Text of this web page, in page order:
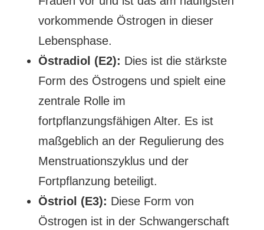
vorkommende Östrogen in dieser
Lebensphase.
Östradiol (E2): Dies ist die stärkste
Form des Östrogens und spielt eine
zentrale Rolle im
fortpflanzungsfähigen Alter. Es ist
maßgeblich an der Regulierung des
Menstruationszyklus und der
Fortpflanzung beteiligt.
Östriol (E3): Diese Form von
Östrogen ist in der Schwangerschaft